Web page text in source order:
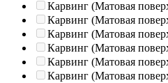
Карвинг (Матовая
Карвинг (Матовая
Карвинг (Матовая
Карвинг (Матовая
Карвинг (Матовая
Карвинг (Матовая